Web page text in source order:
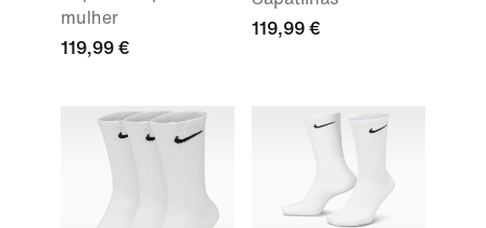
mulher
119,99 €
119,99 €